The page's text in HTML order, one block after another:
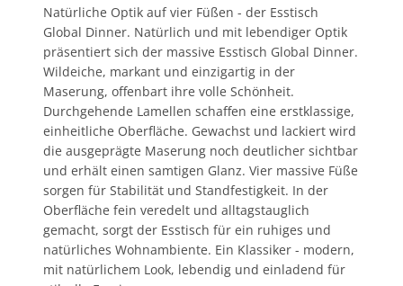
Natürliche Optik auf vier Füßen - der Esstisch
Global Dinner. Natürlich und mit lebendiger Optik
präsentiert sich der massive Esstisch Global Dinner.
Wildeiche, markant und einzigartig in der
Maserung, offenbart ihre volle Schönheit.
Durchgehende Lamellen schaffen eine erstklassige,
einheitliche Oberfläche. Gewachst und lackiert wird
die ausgeprägte Maserung noch deutlicher sichtbar
und erhält einen samtigen Glanz. Vier massive Füße
sorgen für Stabilität und Standfestigkeit. In der
Oberfläche fein veredelt und alltagstauglich
gemacht, sorgt der Esstisch für ein ruhiges und
natürliches Wohnambiente. Ein Klassiker - modern,
mit natürlichem Look, lebendig und einladend für